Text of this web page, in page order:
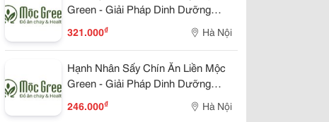
Green - Giải Pháp Dinh Dưỡng
Lành Mạnh Cho Cuộc Sống Hiện
Đại
321.000₫ Hà Nội
Hạnh Nhân Sấy Chín Ăn Liền Mộc
Green - Giải Pháp Dinh Dưỡng
Lành Mạnh Cho Cuộc Sống Hiện
Đại
246.000₫ Hà Nội